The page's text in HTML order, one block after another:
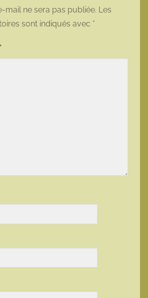
mail ne sera pas publiée. Les
sont indiqués avec *
*